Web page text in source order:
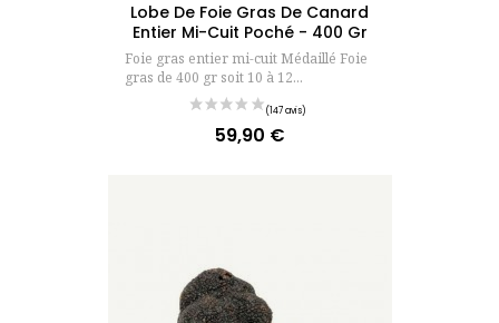
Lobe De Foie Gras De Canard
Entier Mi-Cuit Poché - 400 Gr
Foie gras entier mi-cuit Médaillé Foie
gras de 400 gr soit 10 à 12...
Prix
59,90 €